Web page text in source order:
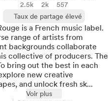
2.5k 2k
557
Taux de partage élevé
is a French music label.
range of artists from
backgrounds collaborate
collective of producers. The
bring out the best in each
new creative
and unlock fresh sk...
Voir plus